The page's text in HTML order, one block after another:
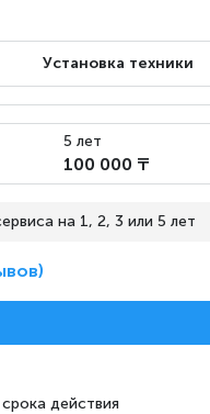
Установка техники
5 лет
100 000 ₸
на 1, 2, 3 или 5 лет
действия